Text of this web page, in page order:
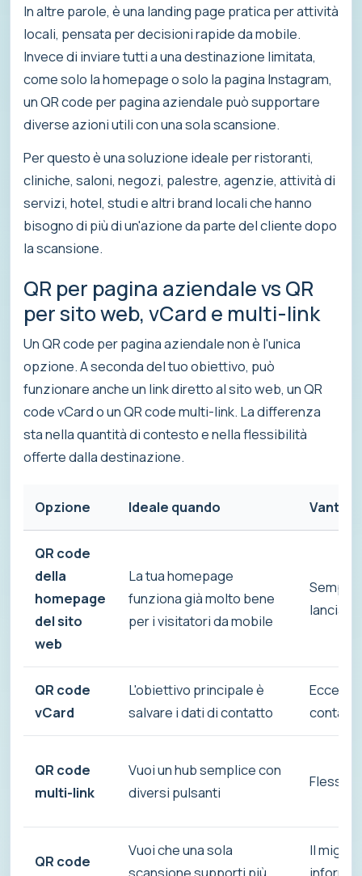
In altre parole, è una landing page pratica per attività
locali, pensata per decisioni rapide da mobile.
Invece di inviare tutti a una destinazione limitata,
come solo la homepage o solo la pagina Instagram,
un QR code per pagina aziendale può supportare
diverse azioni utili con una sola scansione.
Per questo è una soluzione ideale per ristoranti,
cliniche, saloni, negozi, palestre, agenzie, attività di
servizi, hotel, studi e altri brand locali che hanno
bisogno di più di un'azione da parte del cliente dopo
la scansione.
QR per pagina aziendale vs QR
per sito web, vCard e multi-link
Un QR code per pagina aziendale non è l'unica
opzione. A seconda del tuo obiettivo, può
funzionare anche un link diretto al sito web, un QR
code vCard o un QR code multi-link. La differenza
sta nella quantità di contesto e nella flessibilità
offerte dalla destinazione.
Opzione Ideale quando
QR code
della
homepage
del sito
web
La tua homepage
funziona già molto bene
per i visitatori da mobile
lanciare
QR code
vCard
L'obiettivo principale è
salvare i dati di contatto
contatti
QR code
multi-link
Vuoi un hub semplice con
diversi pulsanti
QR code
Vuoi che una sola
scansione supporti più
Il